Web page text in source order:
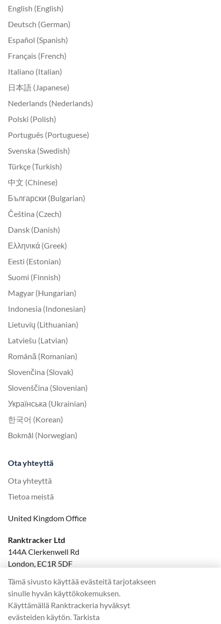
English (English)
Deutsch (German)
Español (Spanish)
Français (French)
Italiano (Italian)
日本語 (Japanese)
Nederlands (Nederlands)
Polski (Polish)
Português (Portuguese)
Svenska (Swedish)
Türkçe (Turkish)
中文 (Chinese)
Български (Bulgarian)
Čeština (Czech)
Dansk (Danish)
Ελληνικά (Greek)
Eesti (Estonian)
Suomi (Finnish)
Magyar (Hungarian)
Indonesia (Indonesian)
Lietuvių (Lithuanian)
Latviešu (Latvian)
Română (Romanian)
Slovenčina (Slovak)
Slovenščina (Slovenian)
Українська (Ukrainian)
한국어 (Korean)
Bokmål (Norwegian)
Ota yhteyttä
Ota yhteyttä
Tietoa meistä
United Kingdom Office
Ranktracker Ltd
144A Clerkenwell Rd
London, EC1R 5DF
felix@ranktracker.com
Tämä sivusto käyttää evästeitä tarjotakseen
sinulle hyvän käyttökokemuksen.
Käyttämällä Ranktrackeria hyväksyt
evästeiden käytön. Tarkista